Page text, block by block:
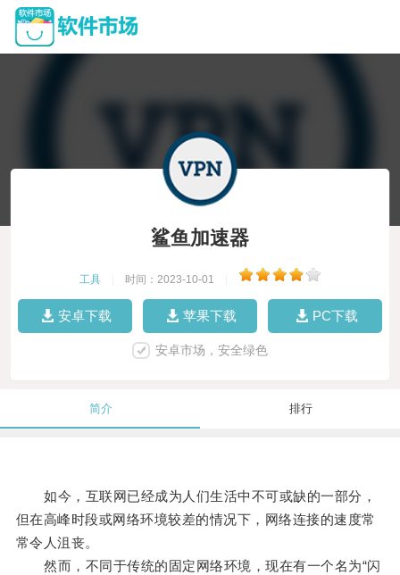
鲨鱼加速器
工具 时间：2023-10-01
安卓下载 苹果下载 PC下载
安卓市场，安全绿色
简介 排行
如今，互联网已经成为人们生活中不可或缺的一部分，
但在高峰时段或网络环境较差的情况下，网络连接的速度常
常令人沮丧。
然而，不同于传统的固定网络环境，现在有一个名为“闪